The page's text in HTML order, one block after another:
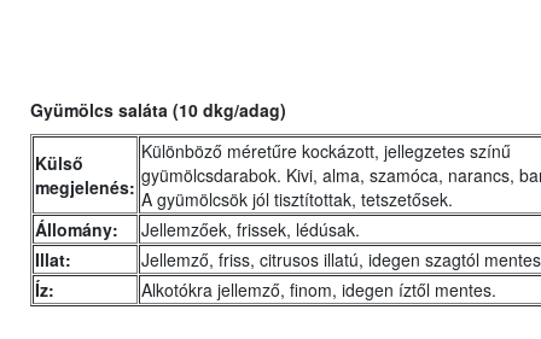
Gyümölcs saláta (10 dkg/adag)
Külső
megjelenés:
Különböző méretűre kockázott, jellegzetes színű
gyümölcsdarabok. Kivi, alma, szamóca, narancs,
A gyümölcsök jól tisztítottak, tetszetősek.
Állomány:
Jellemzőek, frissek, lédúsak.
Illat:
Jellemző, friss, citrusos illatú, idegen szagtól
Íz:
Alkotókra jellemző, finom, idegen íztől mentes.